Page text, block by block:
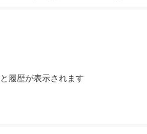
履歴が表示されます